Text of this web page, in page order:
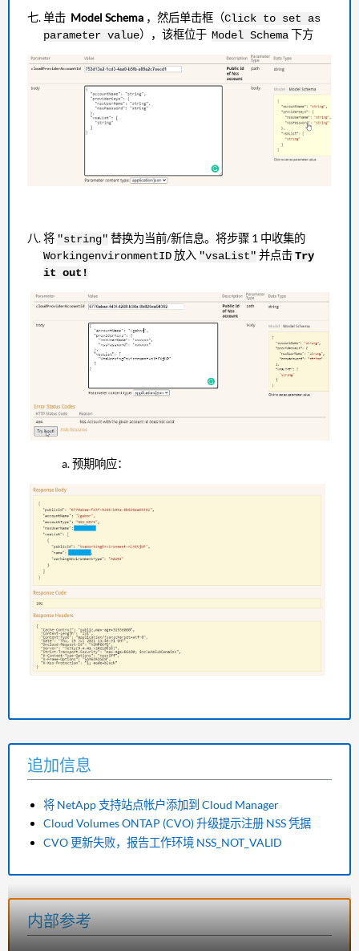
单击 Model Schema ，然后单击框（Click to set as
parameter value），该框位于Model Schema下方
将 "string" 替换为当前/新信息。将步骤 1 中收集的
WorkingenvironmentID放入 "vsaList" 并点击Try
it out!
预期响应：
追加信息
将 NetApp 支持站点帐户添加到 Cloud Manager
Cloud Volumes ONTAP (CVO) 升级提示注册 NSS 凭据
CVO 更新失败，报告工作环境 NSS_NOT_VALID
内部参考